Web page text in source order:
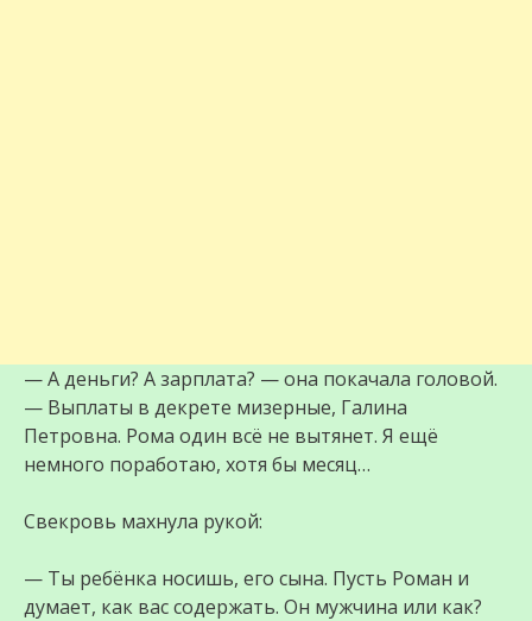
— А деньги? А зарплата? — она покачала головой.
— Выплаты в декрете мизерные, Галина
Петровна. Рома один всё не вытянет. Я ещё
немного поработаю, хотя бы месяц…
Свекровь махнула рукой:
— Ты ребёнка носишь, его сына. Пусть Роман и
думает, как вас содержать. Он мужчина или как?